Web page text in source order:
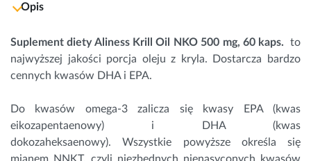
Opis
Suplement diety Aliness Krill Oil NKO 500 mg, 60 kaps.
to
najwyższej jakości porcja oleju z kryla. Dostarcza bardzo
cennych kwasów DHA i EPA.
Do kwasów omega-3zalicza się kwasy EPA (kwas
eikozapentaenowy) i DHA (kwas
dokozaheksaenowy). Wszystkie powyższe określa się